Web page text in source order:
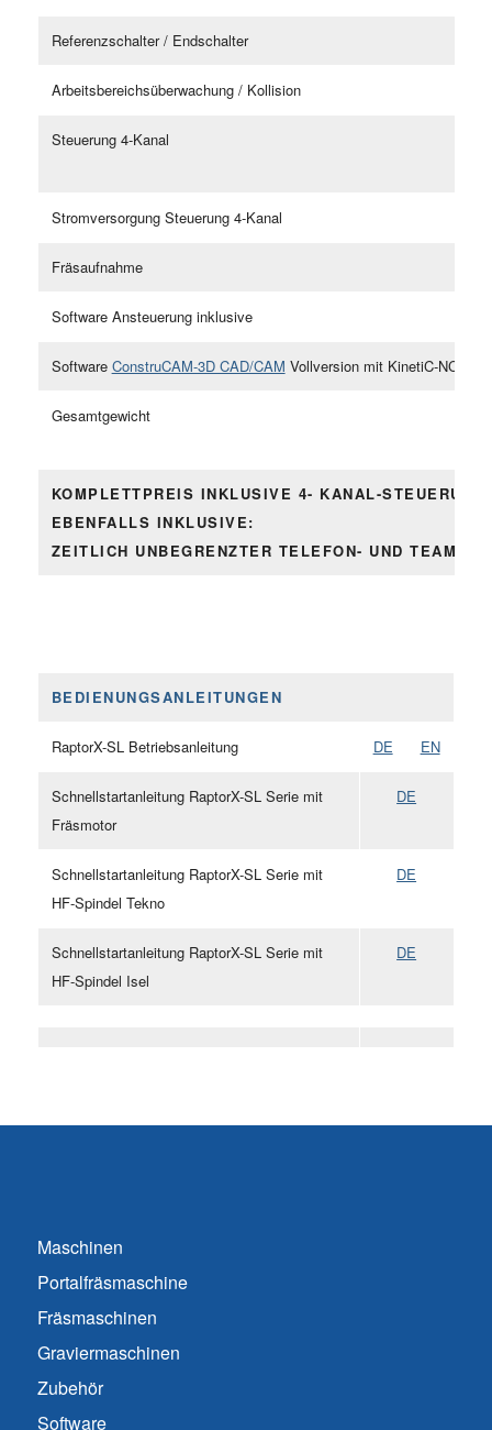
Referenzschalter / Endschalter
Arbeitsbereichsüberwachung / Kollision
Steuerung 4-Kanal
Stromversorgung Steuerung 4-Kanal
Fräsaufnahme
Software Ansteuerung inklusive
Software ConstruCAM-3D CAD/CAM Vollversion mit KinetiC-NC
Gesamtgewicht
KOMPLETTPREIS INKLUSIVE 4- KANAL-
EBENFALLS INKLUSIVE:
ZEITLICH UNBEGRENZTER TELEFON- UND
BEDIENUNGSANLEITUNGEN
RaptorX-SL Betriebsanleitung DE EN
Schnellstartanleitung RaptorX-SL Serie mit
Fräsmotor
DE
Schnellstartanleitung RaptorX-SL Serie mit
HF-Spindel Tekno
DE
Schnellstartanleitung RaptorX-SL Serie mit
HF-Spindel Isel
DE
Maschinen
Portalfräsmaschine
Fräsmaschinen
Graviermaschinen
Zubehör
Software